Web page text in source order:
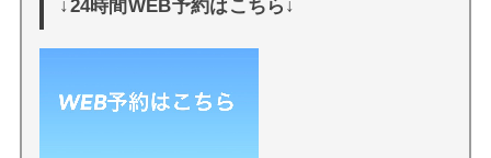
↓24時間WEB予約はこちら↓